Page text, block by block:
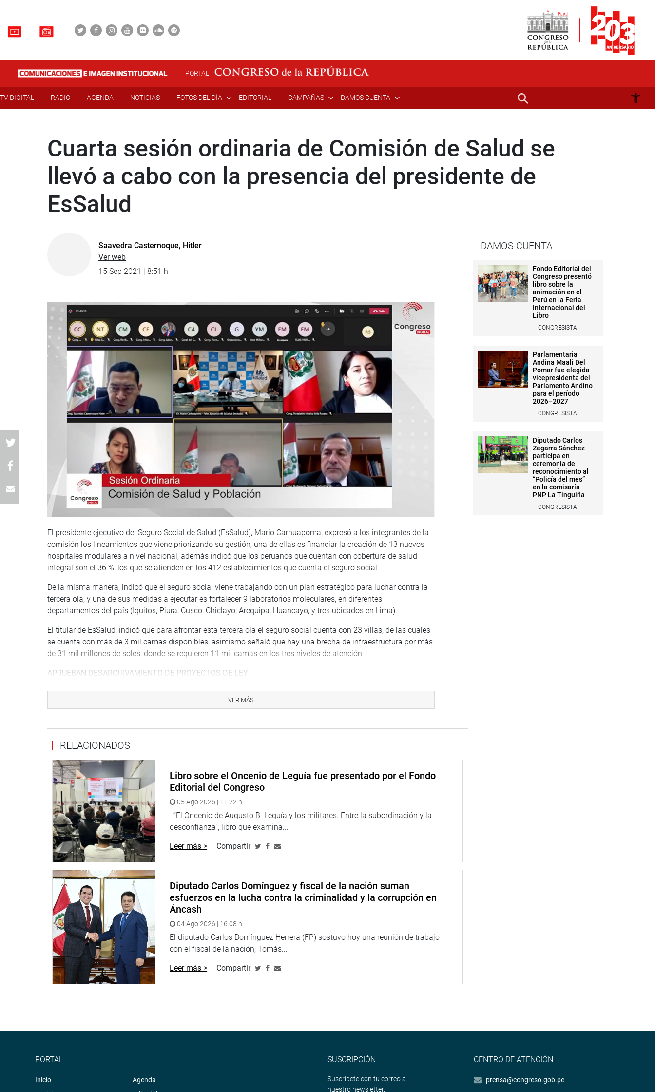
PORTAL
TV DIGITAL RADIO AGENDA NOTICIAS FOTOS DEL DÍA EDITORIAL CAMPAÑAS DAMOS CUENTA
Cuarta sesión ordinaria de Comisión de Salud se
llevó a cabo con la presencia del presidente de
EsSalud
Saavedra Casternoque, Hitler
Ver web
15 Sep 2021 | 8:51 h
El presidente ejecutivo del Seguro Social de Salud (EsSalud), Mario Carhuapoma, expresó a los integrantes de la
comisión los lineamientos que viene priorizando su gestión, una de ellas es financiar la creación de 13 nuevos
hospitales modulares a nivel nacional, además indicó que los peruanos que cuentan con cobertura de salud
integral son el 36 %, los que se atienden en los 412 establecimientos que cuenta el seguro social.
De la misma manera, indicó que el seguro social viene trabajando con un plan estratégico para luchar contra la
tercera ola, y una de sus medidas a ejecutar es fortalecer 9 laboratorios moleculares, en diferentes
departamentos del país (Iquitos, Piura, Cusco, Chiclayo, Arequipa, Huancayo, y tres ubicados en Lima).
El titular de EsSalud, indicó que para afrontar esta tercera ola el seguro social cuenta con 23 villas, de las cuales
se cuenta con más de 3 mil camas disponibles; asimismo señaló que hay una brecha de infraestructura por más
de 31 mil millones de soles, donde se requieren 11 mil camas en los tres niveles de atención.
APRUEBAN DESARCHIVAMIENTO DE PROYECTOS DE LEY
En el primer punto de la agenda de la Comisión de Salud, presidida por el parlamentario de Somos Perú, Hitler
Saavedra, se aprobó, por unanimidad, el desarchivamiento de los proyectos de ley que ayudarían al sector salud
en el Perú, del mismo modo se aprobó el desarchivamiento del PL 07619, Ley que declara de interés nacional y
necesidad pública el mejoramiento y la ampliación de los servicios oncológicos del instituto regional de
enfermedades neoplásicas, Doctor Luis Pinillos Ganoza, Iren Norte. Otra iniciativa de ley es la 4971, que declara
de interés nacional y necesidad pública la implementación de laboratorios descentralizados en cada
departamento para diagnosticar la COVID-19 y otras enfermedades.
Comisión de Salud y Población
VER MÁS
RELACIONADOS
Libro sobre el Oncenio de Leguía fue presentado por el Fondo
Editorial del Congreso
05 Ago 2026 | 11:22 h
“El Oncenio de Augusto B. Leguía y los militares. Entre la subordinación y la
desconfianza”, libro que examina...
Leer más > Compartir
Diputado Carlos Domínguez y fiscal de la nación suman
esfuerzos en la lucha contra la criminalidad y la corrupción en
Áncash
04 Ago 2026 | 16:08 h
El diputado Carlos Domínguez Herrera (FP) sostuvo hoy una reunión de trabajo
con el fiscal de la nación, Tomás...
Leer más > Compartir
DAMOS CUENTA
Fondo Editorial del
Congreso presentó
libro sobre la
animación en el
Perú en la Feria
Internacional del
Libro
CONGRESISTA
Parlamentaria
Andina Maali Del
Pomar fue elegida
vicepresidenta del
Parlamento Andino
para el período
2026–2027
CONGRESISTA
Diputado Carlos
Zegarra Sánchez
participa en
ceremonia de
reconocimiento al
“Policía del mes”
en la comisaría
PNP La Tinguiña
CONGRESISTA
PORTAL
Inicio
Agenda
SUSCRIPCIÓN
Suscríbete con tu correo a
nuestro newsletter.
CENTRO DE ATENCIÓN
prensa@congreso.gob.pe